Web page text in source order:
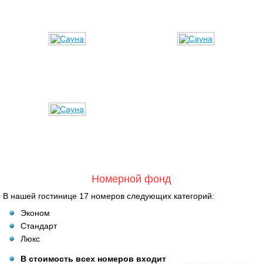
Номерной фонд
В нашей гостинице 17 номеров следующих категорий:
Эконом
Стандарт
Люкс
В стоимость всех номеров входит